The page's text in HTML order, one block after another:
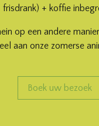
frisdrank) + koffie
op een andere
aan onze zomerse
Boek uw bezoek